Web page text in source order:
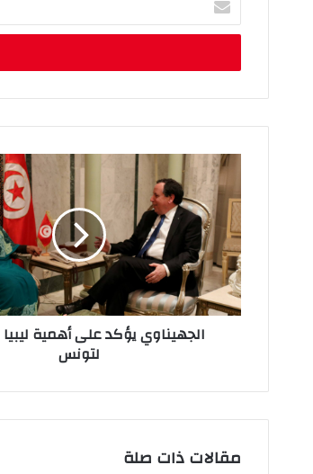
خ
ب
د
إ
ل
ك
ت
ر
و
ن
الجهيناوي يؤكد على أهمية ليبيا
لتونس
مقالات ذات صلة